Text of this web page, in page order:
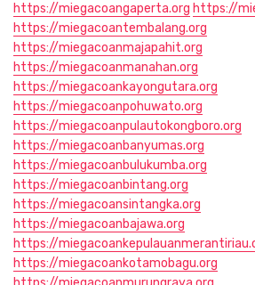
https://miegacoangaperta.org https://
https://miegacoantembalang.org
https://miegacoanmajapahit.org
https://miegacoanmanahan.org
https://miegacoankayongutara.org
https://miegacoanpohuwato.org
https://miegacoanpulautokongboro.org
https://miegacoanbanyumas.org
https://miegacoanbulukumba.org
https://miegacoanbintang.org
https://miegacoansintangka.org
https://miegacoanbajawa.org
https://
https://miegacoankotamobagu.org